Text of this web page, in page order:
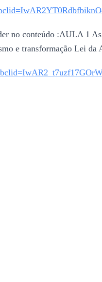
no conteúdo :AULA 1
e transformação Lei da